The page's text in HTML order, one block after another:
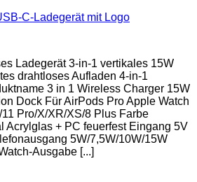
C-Ladegerät mit Logo
Ladegerät 3-in-1 vertikales 15W
drahtloses Aufladen 4-in-1
3 in 1 Wireless Charger 15W
Dock Für AirPods Pro Apple Watch
Pro/X/XR/XS/8 Plus Farbe
Acrylglas + PC feuerfest Eingang 5V
5W/7,5W/10W/15W
Ausgabe [...]